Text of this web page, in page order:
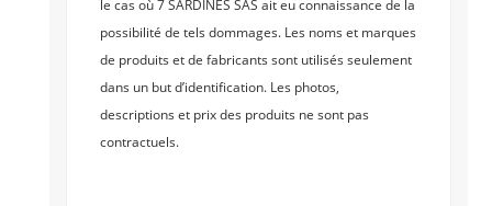
le cas où 7 SARDINES SAS ait eu connaissance de la
possibilité de tels dommages. Les noms et marques
de produits et de fabricants sont utilisés seulement
dans un but d’identification. Les photos,
descriptions et prix des produits ne sont pas
contractuels.